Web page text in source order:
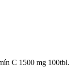
C 1500 mg 100tbl.